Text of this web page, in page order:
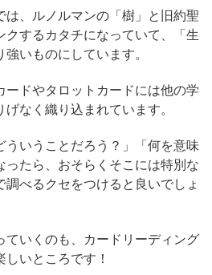
は、ルノルマンの「樹」と旧約聖
クするカタチになっていて、「生
いものにしています。
ードやタロットカードには他の学
なく織り込まれています。
ういうことだろう？」「何を意味
ったら、おそらくそこには特別な
べるクセをつけると良いでしょ
ていくのも、カードリーディング
いところです！